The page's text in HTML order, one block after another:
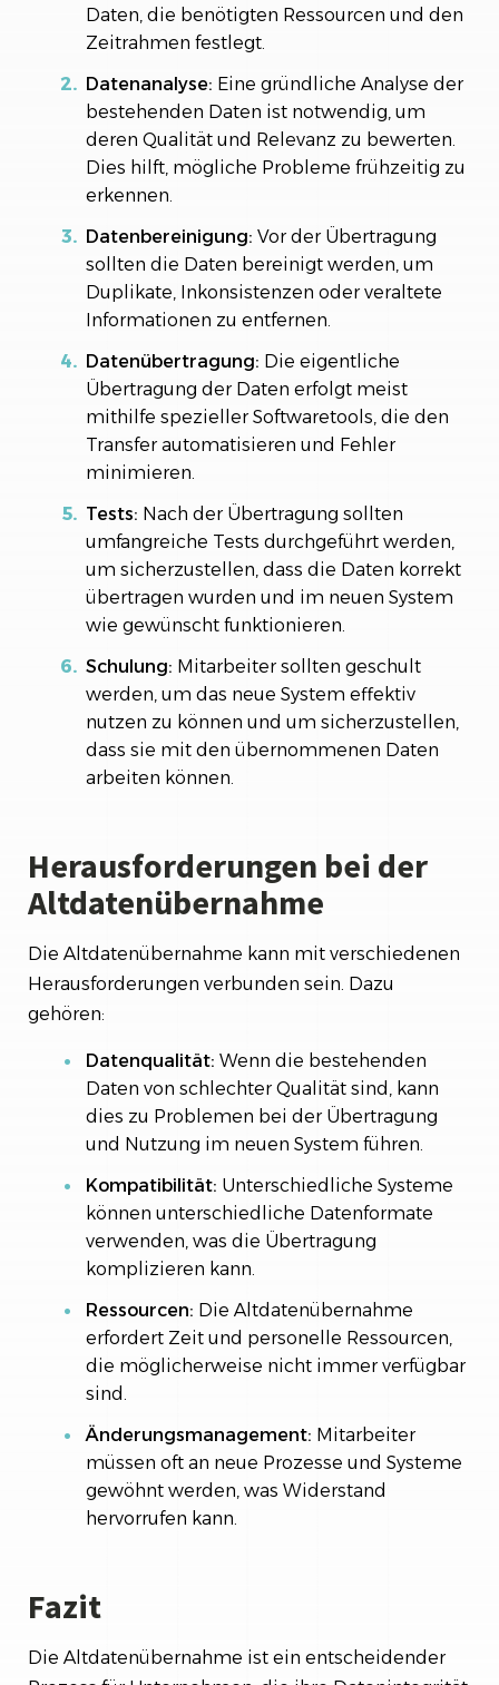
Daten, die benötigten Ressourcen und den
Zeitrahmen festlegt.
Datenanalyse: Eine gründliche Analyse der
bestehenden Daten ist notwendig, um
deren Qualität und Relevanz zu bewerten.
Dies hilft, mögliche Probleme frühzeitig zu
erkennen.
Datenbereinigung: Vor der Übertragung
sollten die Daten bereinigt werden, um
Duplikate, Inkonsistenzen oder veraltete
Informationen zu entfernen.
Datenübertragung: Die eigentliche
Übertragung der Daten erfolgt meist
mithilfe spezieller Softwaretools, die den
Transfer automatisieren und Fehler
minimieren.
Tests: Nach der Übertragung sollten
umfangreiche Tests durchgeführt werden,
um sicherzustellen, dass die Daten korrekt
übertragen wurden und im neuen System
wie gewünscht funktionieren.
Schulung: Mitarbeiter sollten geschult
werden, um das neue System effektiv
nutzen zu können und um sicherzustellen,
dass sie mit den übernommenen Daten
arbeiten können.
Herausforderungen bei der
Altdatenübernahme
Die Altdatenübernahme kann mit verschiedenen
Herausforderungen verbunden sein. Dazu
gehören:
Datenqualität: Wenn die bestehenden
Daten von schlechter Qualität sind, kann
dies zu Problemen bei der Übertragung
und Nutzung im neuen System führen.
Kompatibilität: Unterschiedliche Systeme
können unterschiedliche Datenformate
verwenden, was die Übertragung
komplizieren kann.
Ressourcen: Die Altdatenübernahme
erfordert Zeit und personelle Ressourcen,
die möglicherweise nicht immer verfügbar
sind.
Änderungsmanagement: Mitarbeiter
müssen oft an neue Prozesse und Systeme
gewöhnt werden, was Widerstand
hervorrufen kann.
Fazit
Die Altdatenübernahme ist ein entscheidender